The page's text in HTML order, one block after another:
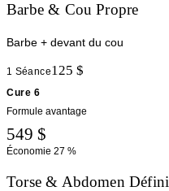
Barbe & Cou Propre
Barbe + devant du cou
1 Séance125 $
Cure 6
Formule avantage
549 $
Économie 27 %
Torse & Abdomen Défini